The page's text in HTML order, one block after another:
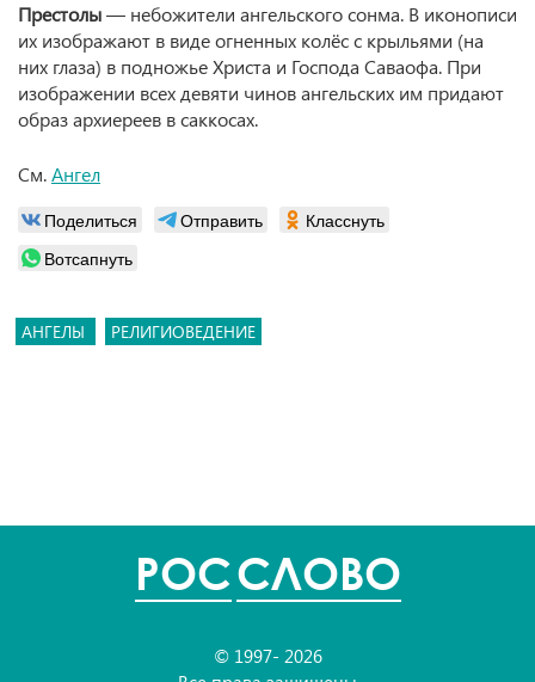
Престолы— небожители ангельского сонма. В иконописи
их изображают в виде огненных колёс с крыльями (на
них глаза) в подножье Христа и Господа Саваофа. При
изображении всех девяти чинов ангельских им придают
образ архиереев в саккосах.
См.Ангел
Поделиться Отправить
Класснуть
Вотсапнуть
АНГЕЛЫ РЕЛИГИОВЕДЕНИЕ
POCСЛОВО
© 1997- 2026